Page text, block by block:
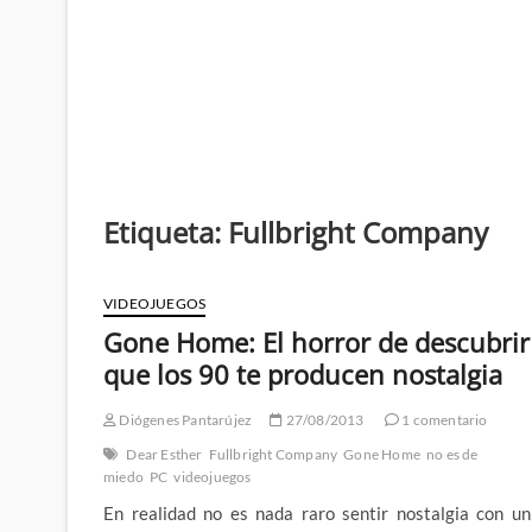
Etiqueta: Fullbright Company
VIDEOJUEGOS
Gone Home: El horror de descubrir
que los 90 te producen nostalgia
Diógenes Pantarújez 27/08/2013
1 comentario
Dear Esther Fullbright Company Gone Home no es de
miedo PC videojuegos
En realidad no es nada raro sentir nostalgia con un